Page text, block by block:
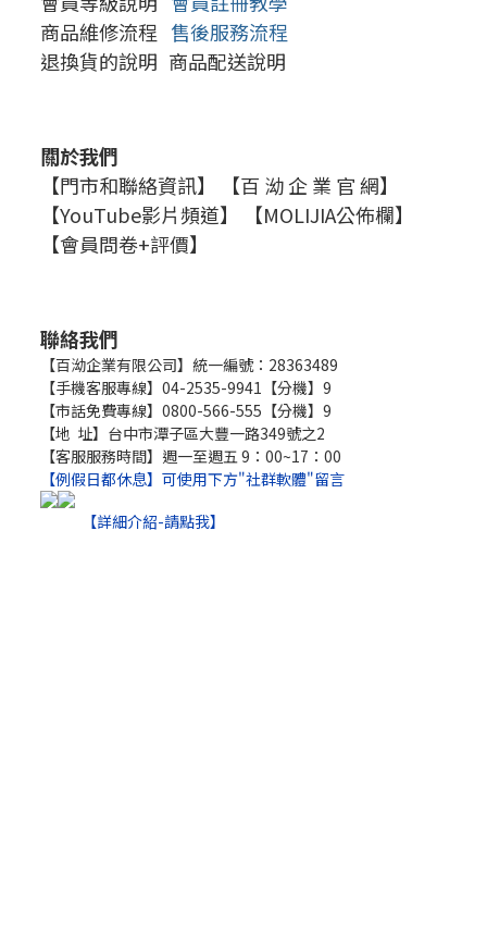
商品維修流程 售後服務流程
退換貨的說明 商品配送說明
關於我們
【門市和聯絡資訊】
【百 泑 企 業 官 網】
【YouTube影片頻道】
【MOLIJIA公佈欄】
【會員問卷+評價】
聯絡我們
【百泑企業有限公司】統一編號：28363489
【手機客服專線】04-2535-9941【分機】9
【市話免費專線】0800-566-555【分機】9
【地 址】台中市潭子區大豐一路349號之2
【客服服務時間】週一至週五 9：00~17：00
【例假日都休息】可使用下方"社群軟體"留言
【詳細介紹-請點我】